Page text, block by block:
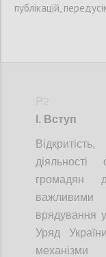
І. Вступ
громадян
врядування
Уряд
механізми
публікацій,